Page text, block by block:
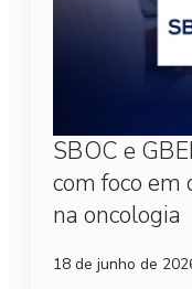
SBOC e
com foco em
na oncologia
18 de junho de